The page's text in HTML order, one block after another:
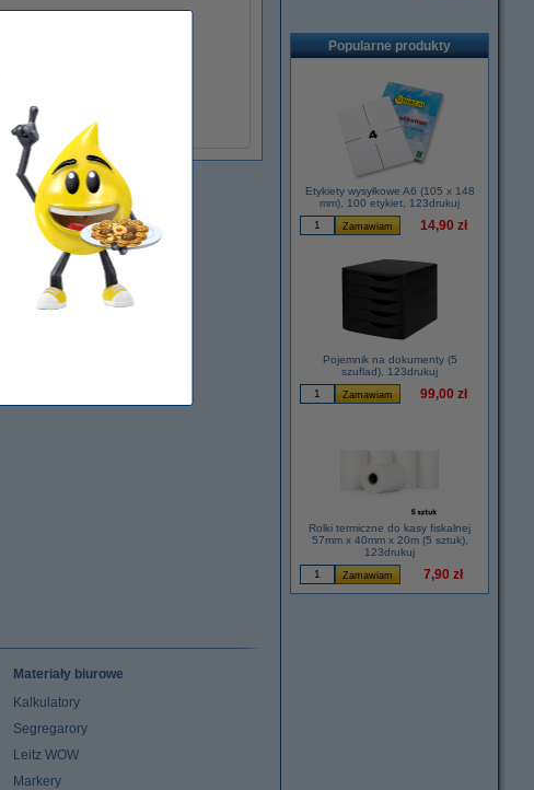
Popularne produkty
Etykiety wysyłkowe A6 (105 x 148
mm), 100 etykiet, 123drukuj
14,90 zł
Pojemnik na dokumenty (5
szuflad), 123drukuj
99,00 zł
Rolki termiczne do kasy fiskalnej
57mm x 40mm x 20m (5 sztuk),
123drukuj
7,90 zł
Materiały biurowe
Kalkulatory
Segregarory
Leitz WOW
Markery